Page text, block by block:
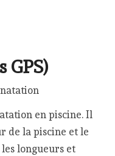
GPS)
en piscine. Il
de la piscine et le
longueurs et